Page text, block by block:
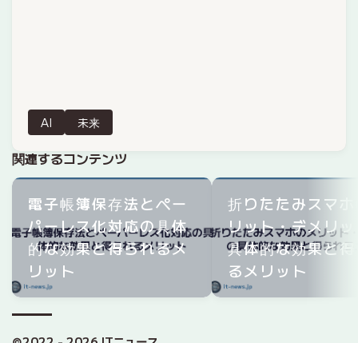
AI 未来
関連するコンテンツ
電子帳簿保存法とペー
パーレス化対応の具体
的な効果と得られるメ
リット
折りたたみスマ
リット・デメリ
具体的な効果と
るメリット